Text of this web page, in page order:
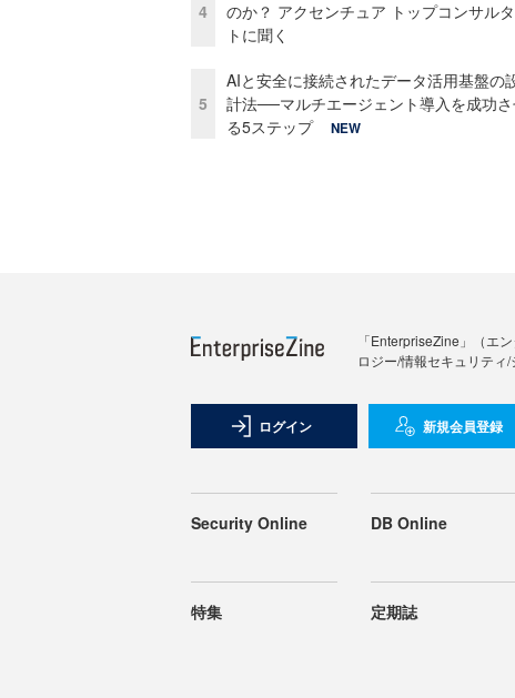
4
のか？ アクセンチュア トップコンサル
トに聞く
5
AIと安全に接続されたデータ活用基盤の
計法──マルチエージェント導入を成功
る5ステップ
NEW
「EnterpriseZine」（エ
ロジー/情報セキュリティ
ログイン 新規会員登録
Security Online DB Online
特集 定期誌